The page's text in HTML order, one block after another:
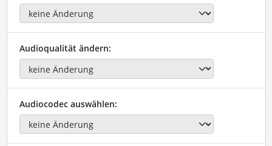
Audioqualität ändern:
Audiocodec auswählen: